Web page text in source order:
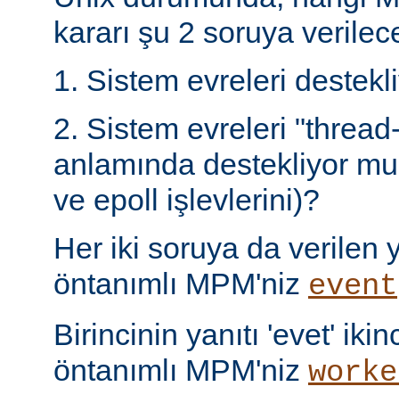
kararı şu 2 soruya
1. Sistem evreleri
2. Sistem evreleri
anlamında destekliyor
ve epoll işlevlerini)?
Her iki soruya da verilen
öntanımlı MPM'niz event
Birincinin yanıtı 'evet'
öntanımlı MPM'niz